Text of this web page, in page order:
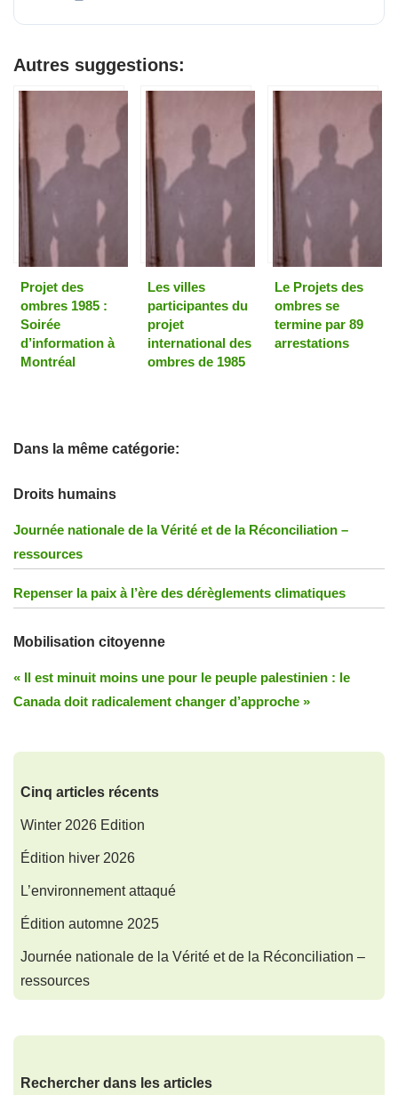
Autres suggestions:
Projet des
ombres 1985 :
Soirée
d’information à
Montréal
Les villes
participantes du
projet
international des
ombres de 1985
Le Projets des
ombres se
termine par 89
arrestations
Dans la même catégorie:
Droits humains
Journée nationale de la Vérité et de la Réconciliation –
ressources
Repenser la paix à l’ère des dérèglements climatiques
Mobilisation citoyenne
« Il est minuit moins une pour le peuple palestinien : le
Canada doit radicalement changer d’approche »
Cinq articles récents
Winter 2026 Edition
Édition hiver 2026
L’environnement attaqué
Édition automne 2025
Journée nationale de la Vérité et de la Réconciliation –
ressources
Rechercher dans les articles